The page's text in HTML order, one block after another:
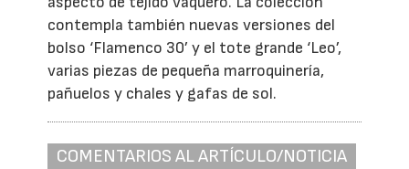
contempla también nuevas versiones del
bolso ‘Flamenco 30’ y el tote grande ‘Leo’,
varias piezas de pequeña marroquinería,
pañuelos y chales y gafas de sol.
COMENTARIOS AL ARTÍCULO/NOTICIA